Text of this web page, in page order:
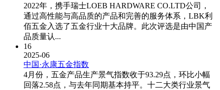
2022年，携手瑞士LOEB HARDWARE CO.LTD公司，
通过高性能与高品质的产品和完善的服务体系，LBK利
佰五金入选了五金行业十大品牌。此次评选是由中国产
品质量认...
16
2025-06
中国·永康五金指数
4月份，五金产品生产景气指数收于93.29点，环比小幅
回落2.58点，与去年同期基本持平。十二大类行业景气